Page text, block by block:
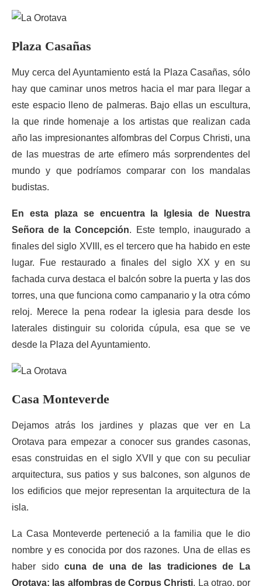
Plaza Casañas
Muy cerca del Ayuntamiento está la Plaza Casañas, sólo
hay que caminar unos metros hacia el mar para llegar a
este espacio lleno de palmeras. Bajo ellas un escultura,
la que rinde homenaje a los artistas que realizan cada
año las impresionantes alfombras del Corpus Christi, una
de las muestras de arte efímero más sorprendentes del
mundo y que podríamos comparar con los mandalas
budistas.
En esta plaza se encuentra la Iglesia de Nuestra
Señora de la Concepción. Este templo, inaugurado a
finales del siglo XVIII, es el tercero que ha habido en este
lugar. Fue restaurado a finales del siglo XX y en su
fachada curva destaca el balcón sobre la puerta y las dos
torres, una que funciona como campanario y la otra cómo
reloj. Merece la pena rodear la iglesia para desde los
laterales distinguir su colorida cúpula, esa que se ve
desde la Plaza del Ayuntamiento.
Casa Monteverde
Dejamos atrás los jardines y plazas que ver en La
Orotava para empezar a conocer sus grandes casonas,
esas construidas en el siglo XVII y que con su peculiar
arquitectura, sus patios y sus balcones, son algunos de
los edificios que mejor representan la arquitectura de la
isla.
La Casa Monteverde perteneció a la familia que le dio
nombre y es conocida por dos razones. Una de ellas es
haber sidocuna de una de las tradiciones de La
Orotava: las alfombras de Corpus Christi. La otrao, por